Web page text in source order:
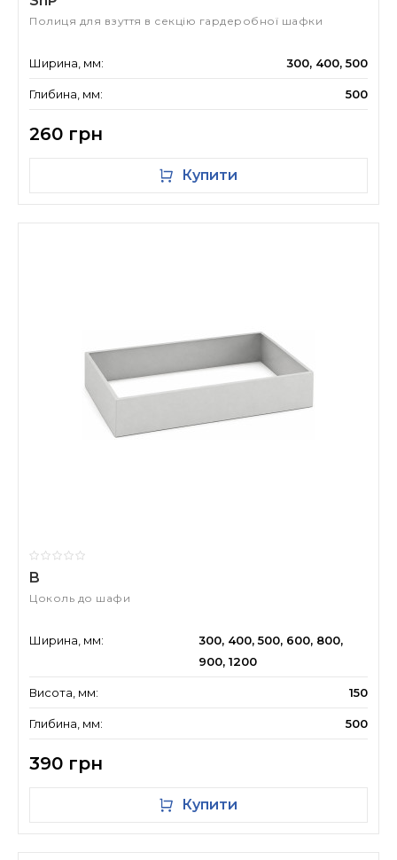
Полиця для взуття в секцію гардеробної шафки
Ширина, мм: 300, 400, 500
Глибина, мм: 500
260 грн
Купити
B
Цоколь до шафи
Ширина, мм:
300, 400, 500, 600, 800,
900, 1200
Висота, мм: 150
Глибина, мм: 500
390 грн
Купити